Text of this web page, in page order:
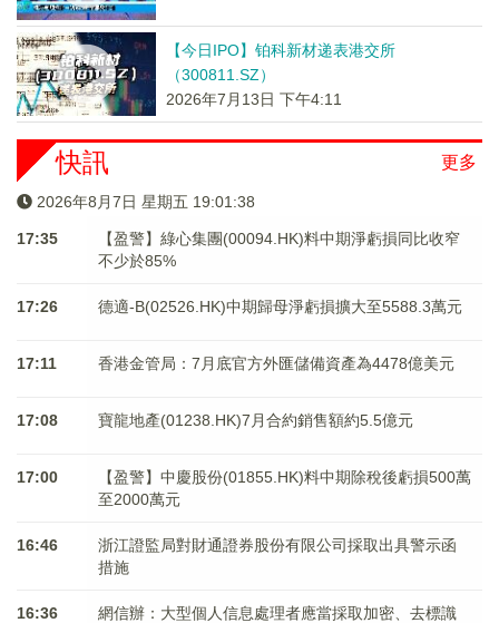
【今日IPO】铂科新材递表港交所
（300811.SZ）
2026年7月13日 下午4:11
更多
快訊
2026年8月7日 星期五 19:01:38
17:35
【盈警】綠心集團(00094.HK)料中期淨虧損同比收窄
不少於85%
17:26 德適-B(02526.HK)中期歸母淨虧損擴大至5588.3萬元
17:11 香港金管局：7月底官方外匯儲備資產為4478億美元
17:08 寶龍地產(01238.HK)7月合約銷售額約5.5億元
17:00
【盈警】中慶股份(01855.HK)料中期除稅後虧損500萬
至2000萬元
16:46
浙江證監局對財通證券股份有限公司採取出具警示函
措施
16:36
網信辦：大型個人信息處理者應當採取加密、去標識